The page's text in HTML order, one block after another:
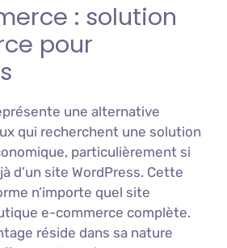
: solution
pour
une alternative
qui recherchent une solution
particulièrement si
d’un site WordPress. Cette
n’importe quel site
e-commerce complète.
réside dans sa nature